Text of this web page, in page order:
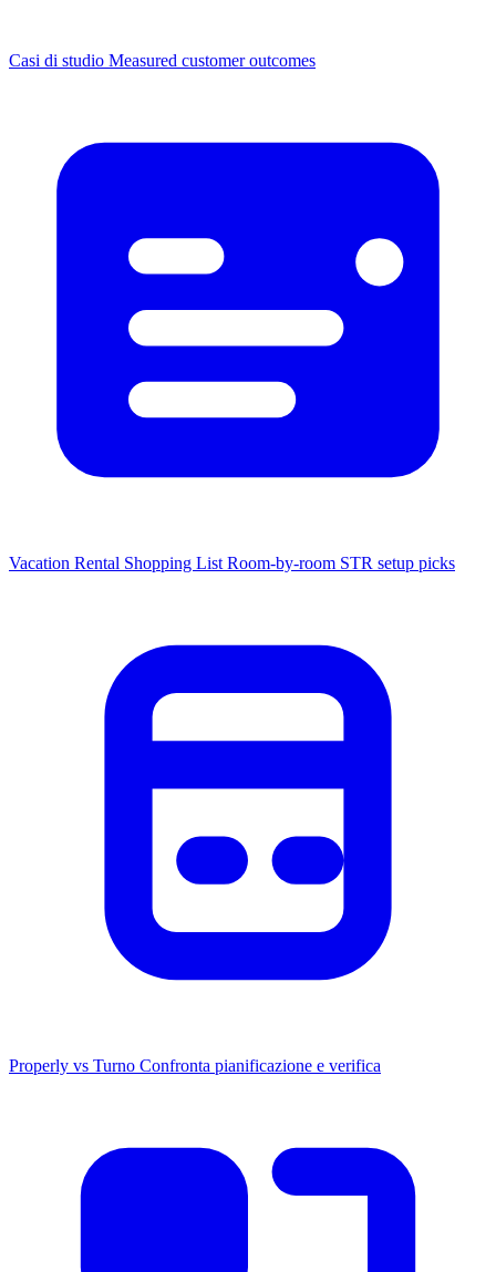
Casi di studio Measured customer outcomes
Vacation Rental Shopping List Room-by-room STR setup picks
Properly vs Turno Confronta pianificazione e verifica